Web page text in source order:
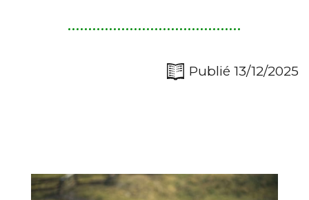
Publié 13/12/2025